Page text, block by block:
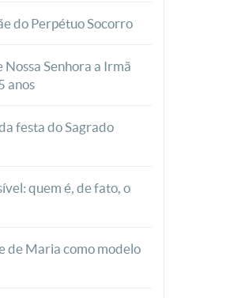
do Perpétuo Socorro
Senhora a Irmã
anos
festa do Sagrado
quem é, de fato, o
de Maria como modelo